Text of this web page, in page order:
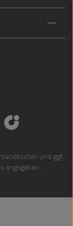
und ggf.
angegeben.